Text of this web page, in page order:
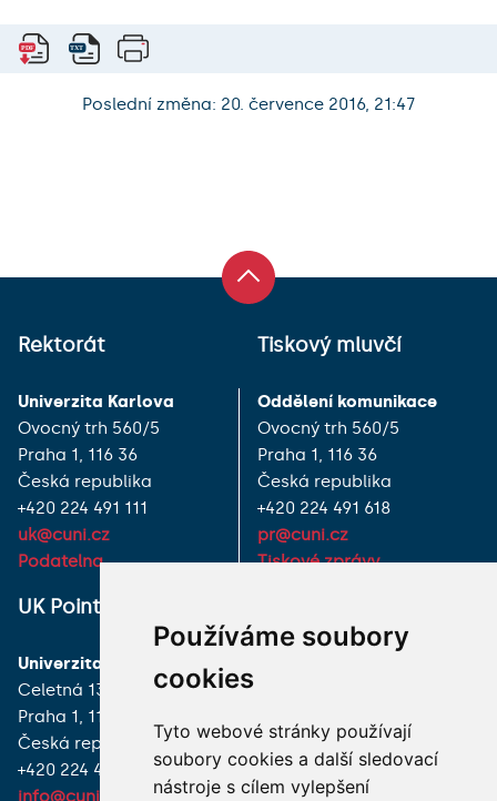
Používáme soubory
cookies
Tyto webové stránky používají
soubory cookies a další sledovací
nástroje s cílem vylepšení
Poslední změna: 20. července 2016, 21:47
Rektorát
Univerzita Karlova
Ovocný trh 560/5
Praha 1, 116 36
Česká republika
+420 224 491 111
uk@cuni.cz
Podatelna
Tiskový mluvčí
Oddělení komunikace
Ovocný trh 560/5
Praha 1, 116 36
Česká republika
+420 224 491 618
pr@cuni.cz
Tiskové zprávy
UK Point
Univerzita Karlova
Celetná 13
Praha 1, 116 36
Česká republika
+420 224 491 850
info@cuni.cz
JAK K NÁM?